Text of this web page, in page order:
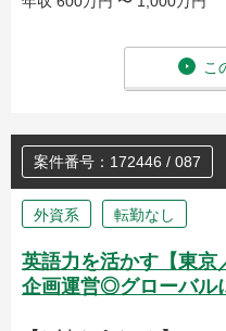
こ
案件番号：172446 / 087
外資系 転勤なし
英語力を活かす【東京
企画運営◎グローバル